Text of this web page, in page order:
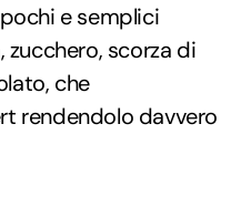
e semplici
scorza di
che
rendendolo davvero